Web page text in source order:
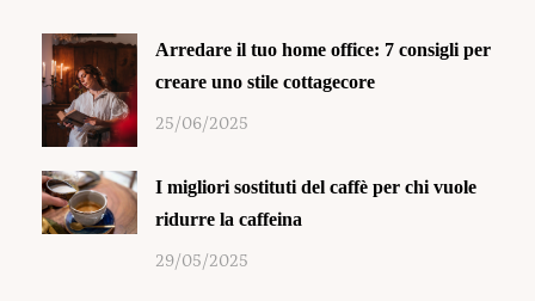
Arredare il tuo home office: 7 consigli per
creare uno stile cottagecore
25/06/2025
I migliori sostituti del caffè per chi vuole
ridurre la caffeina
29/05/2025